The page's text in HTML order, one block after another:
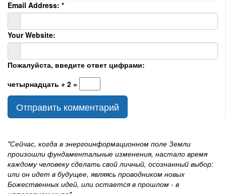
Email Address: *
Your Website:
Пожалуйста, введите ответ цифрами:
четырнадцать + 2 =
"Сейчас, когда в энергоинформационном поле Земли
произошли фундаментальные изменения, настало время
каждому человеку сделать свой личный, осознанный выбор:
или он идет в будущее, являясь проводником новых
Божественных идей, или остается в прошлом - в